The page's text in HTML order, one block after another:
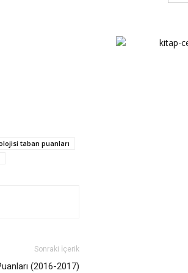
taban puanları
Sonraki İçerik
(2016-2017)